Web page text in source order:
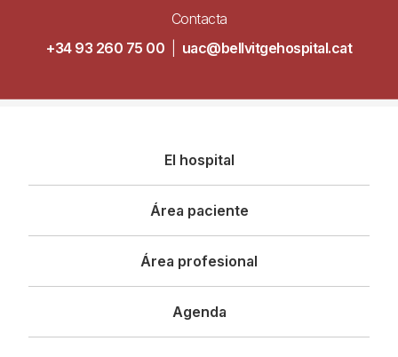
Contacta
+34 93 260 75 00
uac@bellvitgehospital.cat
principal
El hospital
Área paciente
Área profesional
Agenda